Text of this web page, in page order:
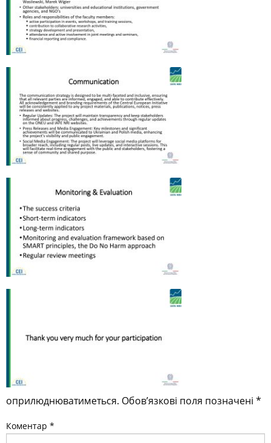
оприлюднюватиметься. Обов’язкові поля позначені *
Коментар *